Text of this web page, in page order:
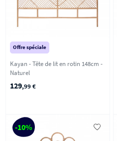
Offre spéciale
Kayan - Tête de lit en rotin 148cm -
Naturel
129,99 €
-10%